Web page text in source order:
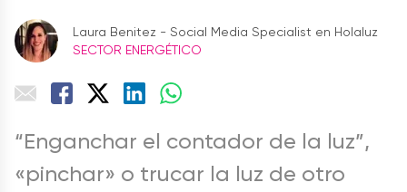
Laura Benitez - Social Media Specialist en Holaluz
SECTOR ENERGÉTICO
“Enganchar el contador de la luz”,
«pinchar» o trucar la luz de otro